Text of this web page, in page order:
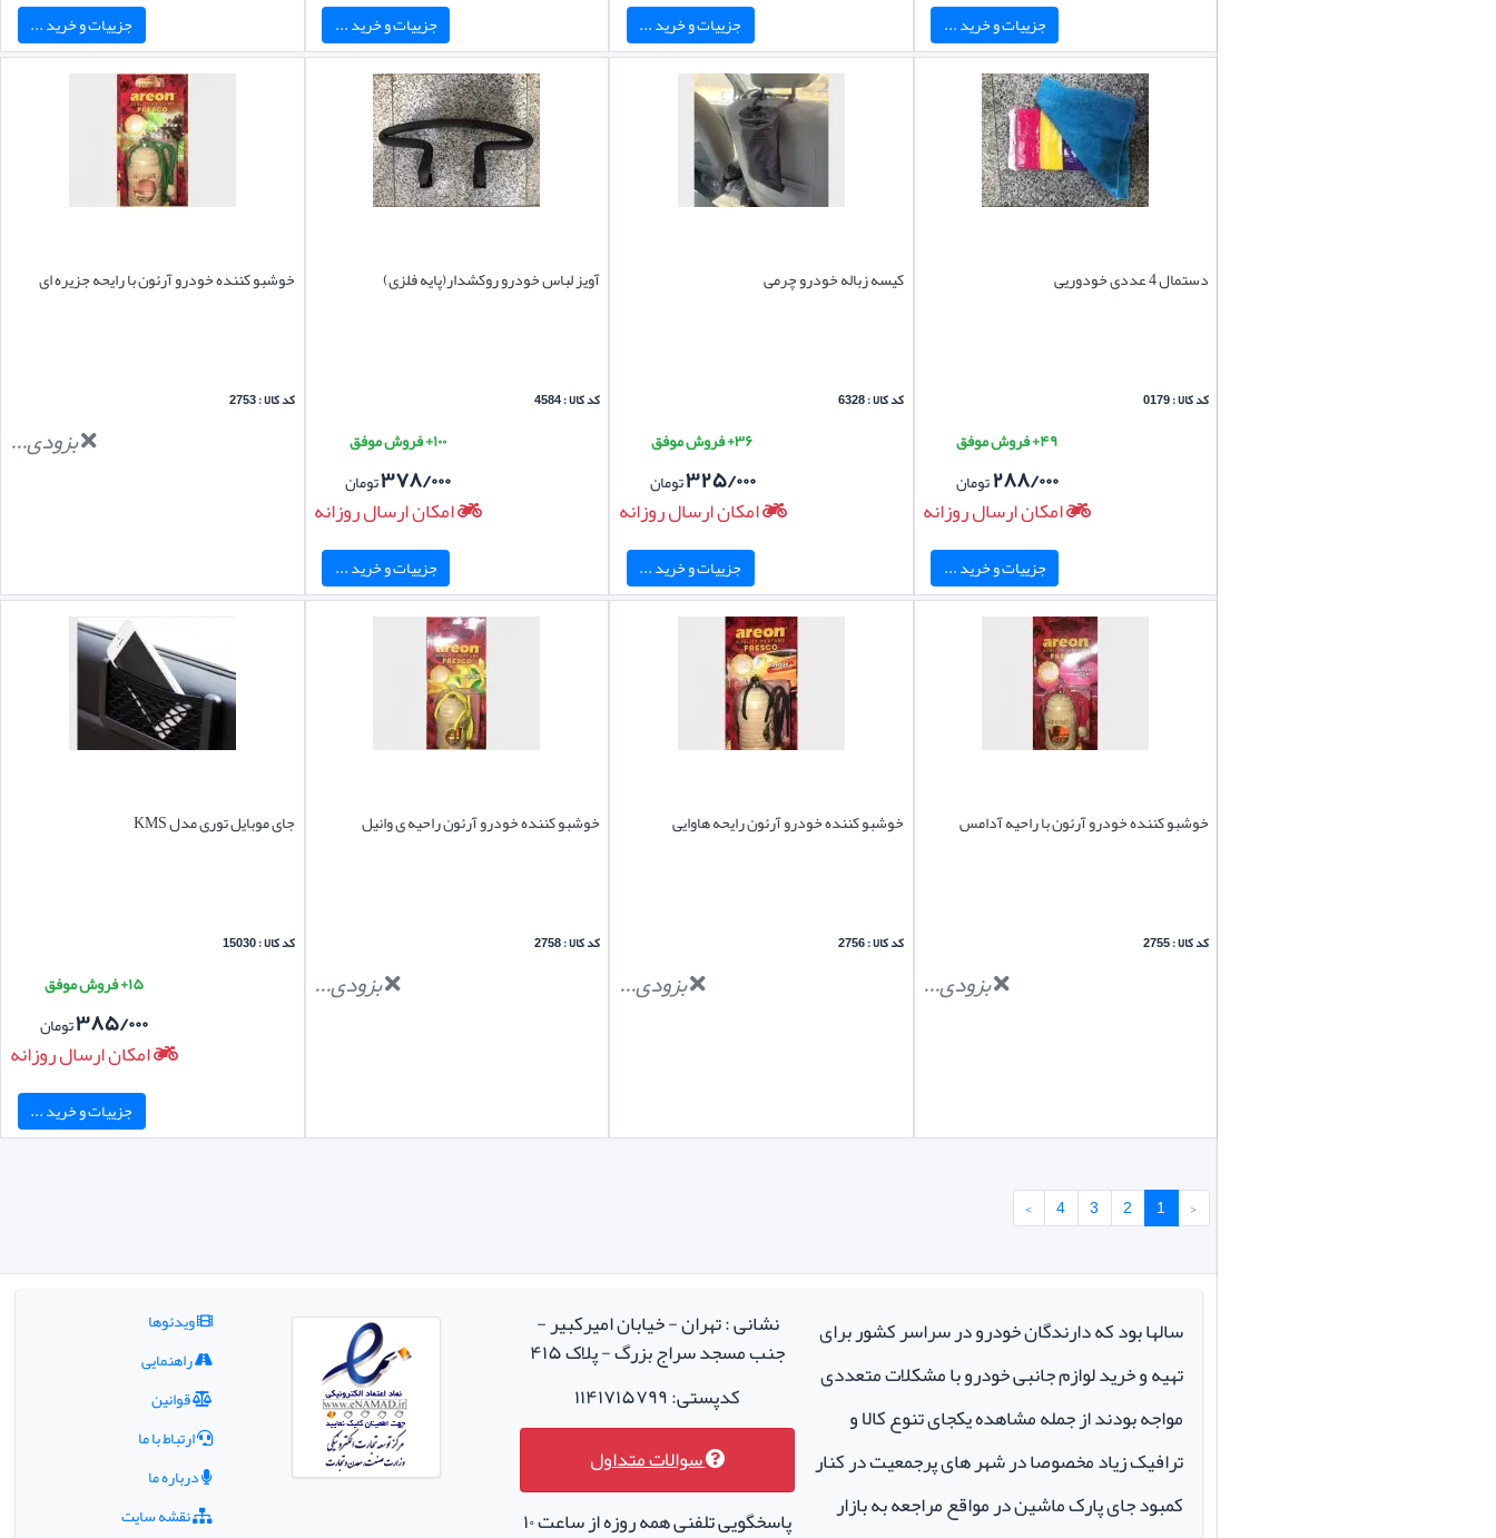
جزییات و خرید ... جزییات و خرید ... جزییات و خرید ... جزییات و خرید ...
دستمال 4 عددی خودوریی
کد کالا : 0179
۴۹+ فروش موفق
۲۸۸/۰۰۰تومان
امکان ارسال روزانه
جزییات و خرید ...
کیسه زباله خودرو چرمی
کد کالا : 6328
۳۶+ فروش موفق
۳۲۵/۰۰۰تومان
امکان ارسال روزانه
جزییات و خرید ...
آویز لباس خودرو روکشدار(پایه فلزی)
کد کالا : 4584
۱۰۰+ فروش موفق
۳۷۸/۰۰۰تومان
امکان ارسال روزانه
جزییات و خرید ...
خوشبو کننده خودرو آرئون با رایحه جزیره ای
کد کالا : 2753
بزودی...
خوشبو کننده خودرو آرئون با راحیه آدامس
کد کالا : 2755
بزودی...
خوشبو کننده خودرو آرئون رایحه هاوایی
کد کالا : 2756
بزودی...
خوشبو کننده خودرو آرئون راحیه ی وانیل
کد کالا : 2758
بزودی...
جای موبایل توری مدل KMS
کد کالا : 15030
۱۵+ فروش موفق
۳۸۵/۰۰۰تومان
امکان ارسال روزانه
جزییات و خرید ...
‹
1
2
3
4
›
سالها بود که دارندگان خودرو در سراسر کشور برای
تهیه و خرید لوازم جانبی خودرو با مشکلات متعددی
مواجه بودند از جمله مشاهده یکجای تنوع کالا و
ترافیک زیاد مخصوصا در شهر های پرجمعیت در کنار
کمبود جای پارک ماشین در مواقع مراجعه به بازار
نشانی : تهران - خیابان امیرکبیر -
جنب مسجد سراج بزرگ - پلاک ۴۱۵
کدپستی: ۱۱۴۱۷۱۵۷۹۹
سوالات متداول
پاسخگویی تلفنی همه روزه از ساعت ۱۰
ویدئوها
راهنمایی
قوانین
ارتباط با ما
درباره ما
نقشه سایت